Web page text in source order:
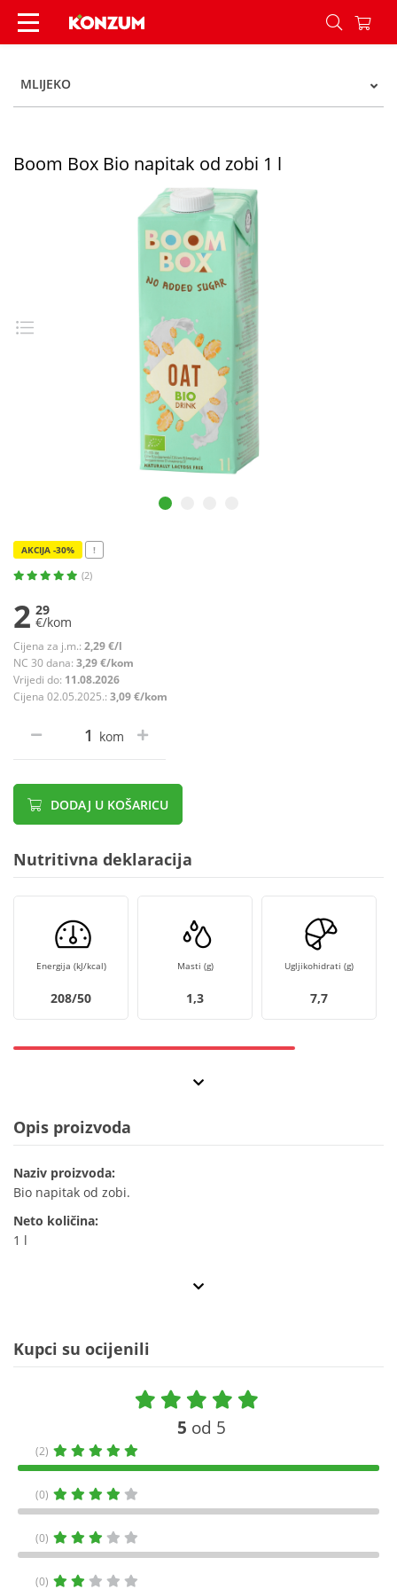
Boom Box Bio napitak od zobi 1 l - Konzum
MLIJEKO
Boom Box Bio napitak od zobi 1 l
AKCIJA -30% !
(2)
2 29
€/kom
Cijena za j.m.: 2,29 €/l
NC 30 dana: 3,29 €/kom
Vrijedi do: 11.08.2026
Cijena 02.05.2025.: 3,09 €/kom
kom
DODAJ U KOŠARICU
Nutritivna deklaracija
Energija (kJ/kcal)
208/50
Masti (g)
1,3
Ugljikohidrati (g)
7,7
Opis proizvoda
Naziv proizvoda:
Bio napitak od zobi.
Neto količina:
1 l
Kupci su ocijenili
5 od 5
(2)
(0)
(0)
(0)